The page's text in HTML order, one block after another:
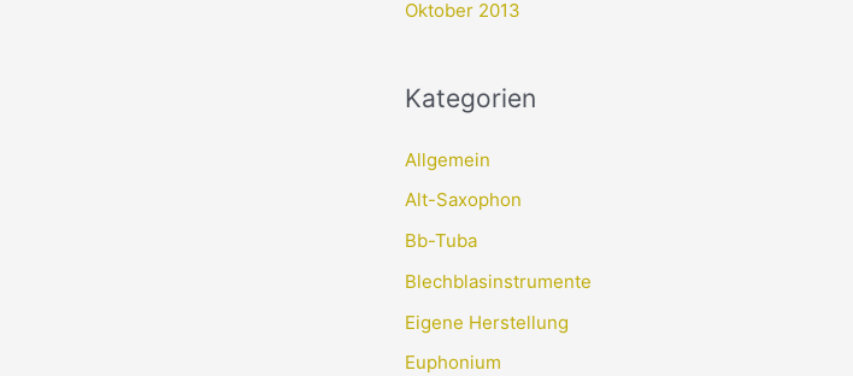
Oktober 2013
Kategorien
Allgemein
Alt-Saxophon
Bb-Tuba
Blechblasinstrumente
Eigene Herstellung
Euphonium